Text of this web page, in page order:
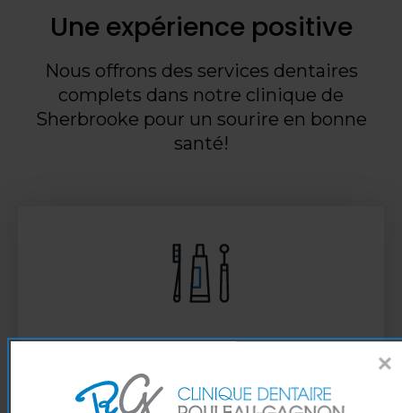
Une expérience positive
Nous offrons des services dentaires
complets dans notre clinique de
Sherbrooke pour un sourire en bonne
santé!
EN SAVOIR PLUS
×